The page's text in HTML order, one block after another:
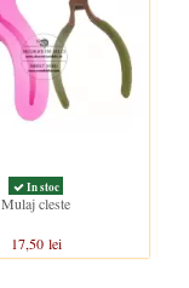
In stoc
Mulaj cleste
17,50 lei